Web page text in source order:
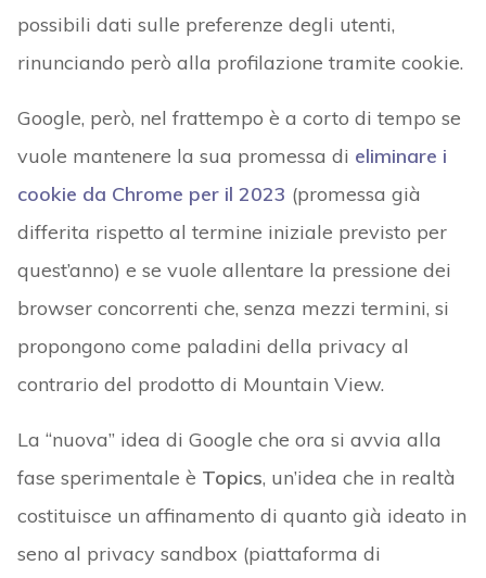
possibili dati sulle preferenze degli utenti,
rinunciando però alla profilazione tramite cookie.
Google, però, nel frattempo è a corto di tempo se
vuole mantenere la sua promessa di eliminare i
cookie da Chrome per il 2023 (promessa già
differita rispetto al termine iniziale previsto per
quest’anno) e se vuole allentare la pressione dei
browser concorrenti che, senza mezzi termini, si
propongono come paladini della privacy al
contrario del prodotto di Mountain View.
La “nuova” idea di Google che ora si avvia alla
fase sperimentale è Topics, un’idea che in realtà
costituisce un affinamento di quanto già ideato in
seno al privacy sandbox (piattaforma di